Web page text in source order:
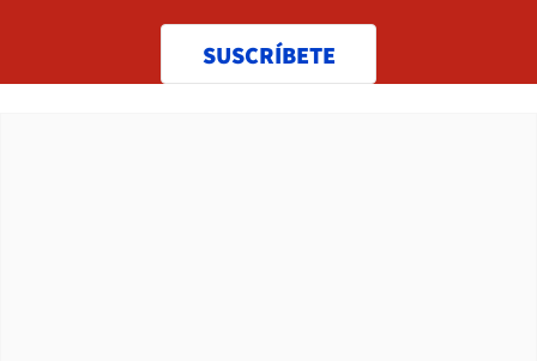
SUSCRÍBETE